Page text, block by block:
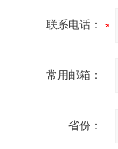
联系电话：
常用邮箱：
省份：